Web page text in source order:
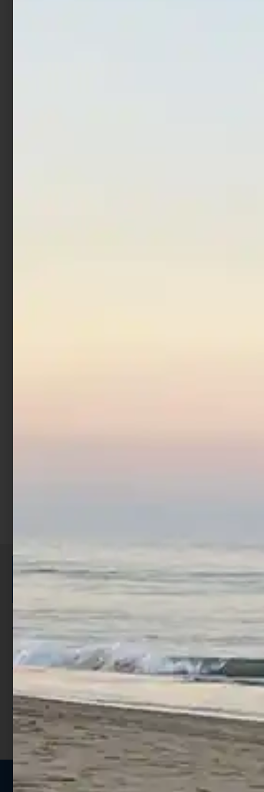
ISCRIVITI E RICEVI 3,50€ DI
SCONTO >
Per ogni acquisto accumuli ulteriori
punti;
Utilizza i punti per ricevere uno
sconto;
I punti sono indicati nella pagina
prodotto;